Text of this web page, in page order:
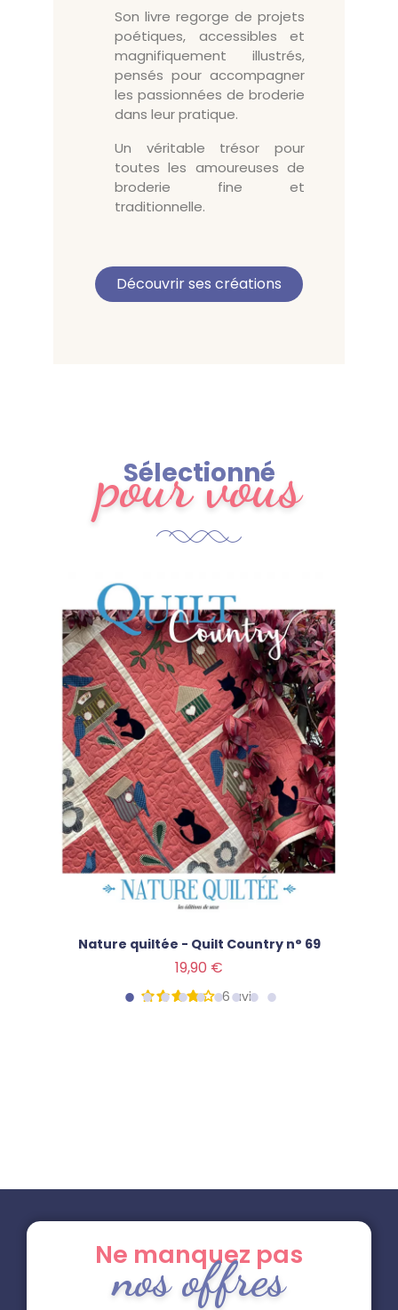
Son livre regorge de projets
poétiques, accessibles et
magnifiquement illustrés,
pensés pour accompagner
les passionnées de broderie
dans leur pratique.
Un véritable trésor pour
toutes les amoureuses de
broderie fine et
traditionnelle.
Découvrir ses créations
Sélectionné
pour vous
Nature quiltée - Quilt Country n° 69
19,90 €
6avis
Ne manquez pas
nos offres